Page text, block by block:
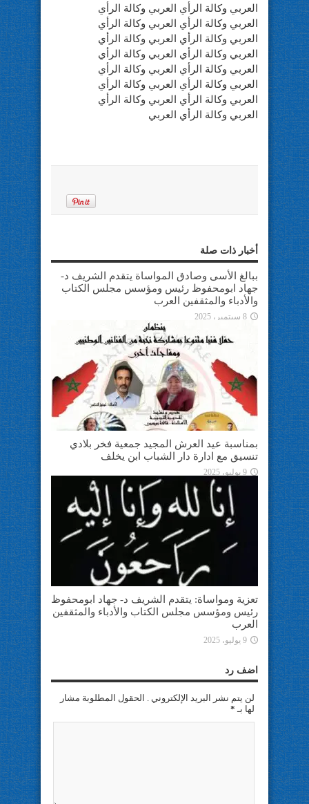
العربي وكالة الرأي العربي وكالة الرأي
العربي وكالة الرأي العربي وكالة الرأي
العربي وكالة الرأي العربي وكالة الرأي
العربي وكالة الرأي العربي وكالة الرأي
العربي وكالة الرأي العربي وكالة الرأي
العربي وكالة الرأي العربي وكالة الرأي
العربي وكالة الرأي العربي وكالة الرأي
العربي وكالة الرأي العربي
أخبار ذات صلة
ببالغ الأسى وصادق المواساة يتقدم الشريف د-
جهاد ابومحفوظ رئيس ومؤسس مجلس الكتاب
والأدباء والمثقفين العرب
8 سبتمبر، 2025
بمناسبة عيد العرش المجيد جمعية فخر بلادي
تنسيق مع ادارة دار الشباب ابن يخلف
9 يوليو، 2025
تعزية ومواساة: يتقدم الشريف د- جهاد ابومحفوظ
رئيس ومؤسس مجلس الكتاب والأدباء والمثقفين
العرب
9 يوليو، 2025
اضف رد
لن يتم نشر البريد الإلكتروني . الحقول المطلوبة مشار
لها بـ *